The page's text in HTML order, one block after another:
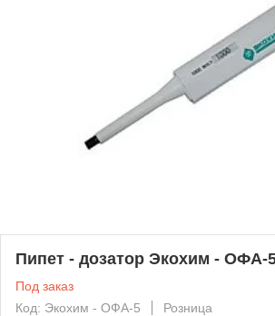
Пипет - дозатор Экохим - ОФА-
Под заказ
Код: Экохим - ОФА-5
Розница